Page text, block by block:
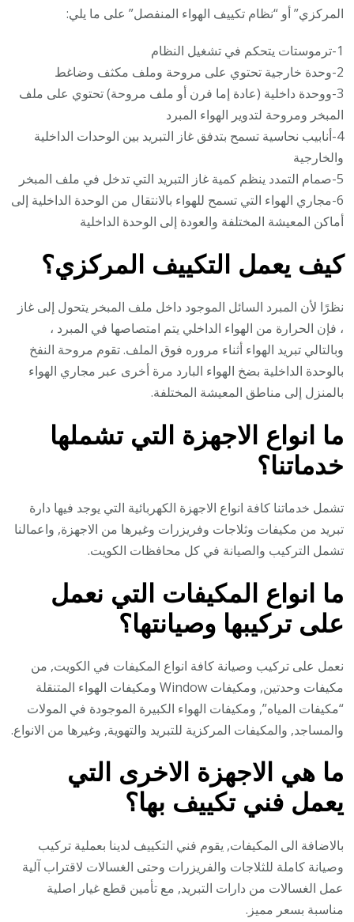
المركزي” أو “نظام تكييف الهواء المنفصل” على ما يلي:
1-ترموستات يتحكم في تشغيل النظام
2-وحدة خارجية تحتوي على مروحة وملف مكثف وضاغط
3-ووحدة داخلية (عادة إما فرن أو ملف مروحة) تحتوي على ملف
المبخر ومروحة لتدوير الهواء المبرد
4-أنابيب نحاسية تسمح بتدفق غاز التبريد بين الوحدات الداخلية
والخارجية
5-صمام التمدد ينظم كمية غاز التبريد التي تدخل في ملف المبخر
6-مجاري الهواء التي تسمح للهواء بالانتقال من الوحدة الداخلية إلى
أماكن المعيشة المختلفة والعودة إلى الوحدة الداخلية
كيف يعمل التكييف المركزي؟
نظرًا لأن المبرد السائل الموجود داخل ملف المبخر يتحول إلى غاز
، فإن الحرارة من الهواء الداخلي يتم امتصاصها في المبرد ،
وبالتالي تبريد الهواء أثناء مروره فوق الملف. تقوم مروحة النفخ
بالوحدة الداخلية بضخ الهواء البارد مرة أخرى عبر مجاري الهواء
بالمنزل إلى مناطق المعيشة المختلفة.
ما انواع الاجهزة التي تشملها
خدماتنا؟
تشمل خدماتنا كافة انواع الاجهزة الكهربائية التي يوجد فيها دارة
تبريد من مكيفات وثلاجات وفريزرات وغيرها من الاجهزة, واعمالنا
تشمل التركيب والصيانة في كل محافظات الكويت.
ما انواع المكيفات التي نعمل
على تركيبها وصيانتها؟
نعمل على تركيب وصيانة كافة انواع المكيفات في الكويت, من
مكيفات وحدتين, ومكيفات Window ومكيفات الهواء المتنقلة
“مكيفات المياه”, ومكيفات الهواء الكبيرة الموجودة في المولات
والمساجد, والمكيفات المركزية للتبريد والتهوية, وغيرها من الانواع.
ما هي الاجهزة الاخرى التي
يعمل فني تكييف بها؟
بالاضافة الى المكيفات, يقوم فني التكييف لدينا بعملية تركيب
وصيانة كاملة للثلاجات والفريزرات وحتى الغسالات لاقتراب آلية
عمل الغسالات من دارات التبريد, مع تأمين قطع غيار اصلية
مناسبة بسعر مميز.